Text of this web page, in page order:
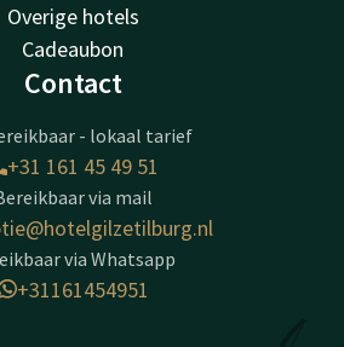
Overige hotels
Cadeaubon
Contact
- lokaal tarief
+31 161 45 49 51
via mail
via Whatsapp
+31161454951